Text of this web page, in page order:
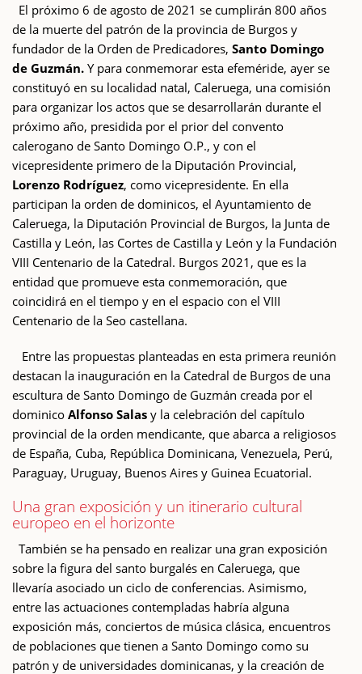
El próximo 6 de agosto de 2021 se cumplirán 800 años
de la muerte del patrón de la provincia de Burgos y
fundador de la Orden de Predicadores, Santo Domingo
de Guzmán. Y para conmemorar esta efeméride, ayer se
constituyó en su localidad natal, Caleruega, una comisión
para organizar los actos que se desarrollarán durante el
próximo año, presidida por el prior del convento
calerogano de Santo Domingo O.P., y con el
vicepresidente primero de la Diputación Provincial,
Lorenzo Rodríguez, como vicepresidente. En ella
participan la orden de dominicos, el Ayuntamiento de
Caleruega, la Diputación Provincial de Burgos, la Junta de
Castilla y León, las Cortes de Castilla y León y la Fundación
VIII Centenario de la Catedral. Burgos 2021, que es la
entidad que promueve esta conmemoración, que
coincidirá en el tiempo y en el espacio con el VIII
Centenario de la Seo castellana.
Entre las propuestas planteadas en esta primera reunión
destacan la inauguración en la Catedral de Burgos de una
escultura de Santo Domingo de Guzmán creada por el
dominico Alfonso Salas y la celebración del capítulo
provincial de la orden mendicante, que abarca a religiosos
de España, Cuba, República Dominicana, Venezuela, Perú,
Paraguay, Uruguay, Buenos Aires y Guinea Ecuatorial.
Una gran exposición y un itinerario cultural
europeo en el horizonte
También se ha pensado en realizar una gran exposición
sobre la figura del santo burgalés en Caleruega, que
llevaría asociado un ciclo de conferencias. Asimismo,
entre las actuaciones contempladas habría alguna
exposición más, conciertos de música clásica, encuentros
de poblaciones que tienen a Santo Domingo como su
patrón y de universidades dominicanas, y la creación de